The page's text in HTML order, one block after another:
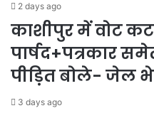
2 days ago
काशीपुर में वोट
पार्षद+पत्रकार
पीड़ित बोले- जेल
3 days ago